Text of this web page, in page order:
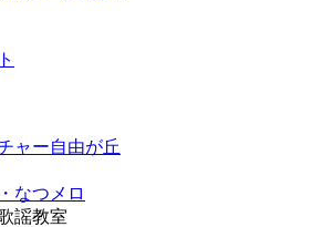
ャー自由が丘
なつメロ
謡教室